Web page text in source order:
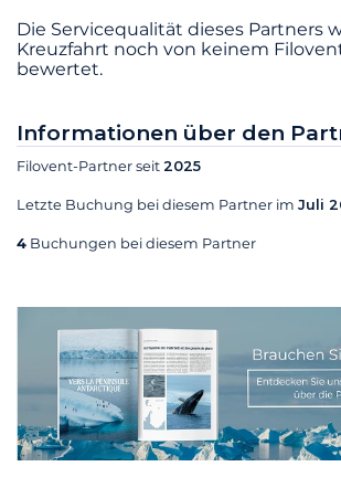
Die Servicequalität dieses Partners
Kreuzfahrt noch von keinem
bewertet.
Informationen über den
Filovent-Partner seit 2025
Letzte Buchung bei diesem Partner im Juli
4 Buchungen bei diesem Partner